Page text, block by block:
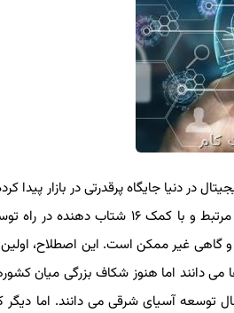
دنیا جایگاه پرقدرتی در بازار پیدا
معادلات اقتصادی جهانی را دگرگون کرده است. این اقتصاد در ایران با همکاری نهادهای مرتبط
گاهی غیر ممکن است. این اصطلاح، اولین
همه کشورها می دانند اما هنوز شکاف بزرگی میان
آسیای شرقی می دانند. اما دیگر